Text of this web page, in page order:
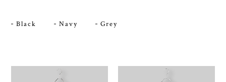
Black Navy Grey